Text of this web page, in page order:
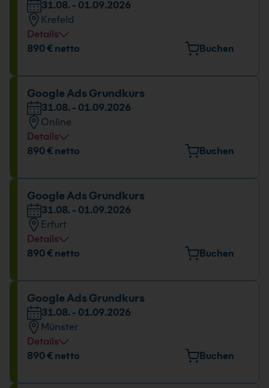
31.08. - 01.09.2026
Krefeld
Details
Veranstaltungsort
Datum und Uhrzeit
31.08. - 01.09.2026
09:00 - 16:00 Uhr
890 € netto Buchen
Google Ads Grundkurs
31.08. - 01.09.2026
Online
Details
Datum und Uhrzeit
890 € netto Buchen
Google Ads Grundkurs
31.08. - 01.09.2026
Erfurt
Details
Veranstaltungsort
Datum und Uhrzeit
31.08. - 01.09.2026
09:00 - 16:00 Uhr
890 € netto Buchen
Google Ads Grundkurs
31.08. - 01.09.2026
Münster
Details
Veranstaltungsort
890 € netto Buchen